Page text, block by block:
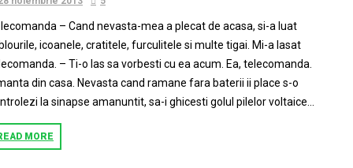
– Cand nevasta-mea a plecat de acasa, si-a luat
icoanele, cratitele, furculitele si multe tigai. Mi-a lasat
– Ti-o las sa vorbesti cu ea acum. Ea, telecomanda.
din casa. Nevasta cand ramane fara baterii ii place s-o
la sinapse amanuntit, sa-i ghicesti golul pilelor voltaice...
MORE